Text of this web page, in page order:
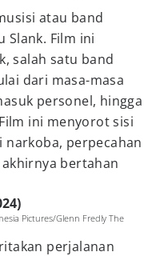
atau band
Slank. Film ini
salah satu band
dari masa-masa
personel, hingga
ini menyorot sisi
narkoba, perpecahan
bertahan
Pictures/Glenn Fredly The
perjalanan